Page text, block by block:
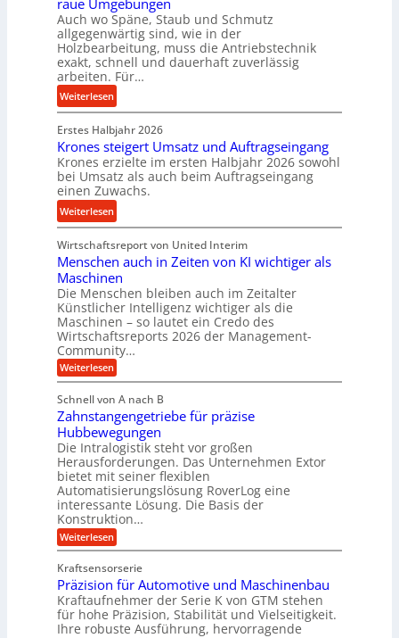
e
l
s
a
n
d
a
s
c
h
a
l
l
s
e
n
s
o
r
e
n
e
l
g
e
w
i
n
d
e
t
r
i
b
u
n
d
H
y
d
r
a
u
i
k
i
m
V
e
r
g
l
e
c
h
raue Umgebungen
Auch wo Späne, Staub und Schmutz
allgegenwärtig sind, wie in der
Holzbearbeitung, muss die Antriebstechnik
exakt, schnell und dauerhaft zuverlässig
arbeiten. Für…
Weiterlesen:
P
r
ä
z
i
s
e
u
n
d
l
a
n
g
l
e
b
i
g
e
K
u
g
e
l
g
e
w
n
d
Erstes Halbjahr 2026
Krones steigert Umsatz und Auftragseingang
Krones erzielte im ersten Halbjahr 2026 sowohl
bei Umsatz als auch beim Auftragseingang
einen Zuwachs.
Weiterlesen:
K
r
o
n
e
s
s
t
e
i
g
e
r
t
U
m
s
a
t
z
u
n
d
A
u
Wirtschaftsreport von United Interim
Menschen auch in Zeiten von KI wichtiger als
Maschinen
Die Menschen bleiben auch im Zeitalter
Künstlicher Intelligenz wichtiger als die
Maschinen – so lautet ein Credo des
Wirtschaftsreports 2026 der Management-
Community…
Weiterlesen:
M
n
s
c
h
e
n
a
u
c
h
i
n
Z
e
e
n
v
Schnell von A nach B
Zahnstangengetriebe für präzise
Hubbewegungen
Die Intralogistik steht vor großen
Herausforderungen. Das Unternehmen Extor
bietet mit seiner flexiblen
Automatisierungslösung RoverLog eine
interessante Lösung. Die Basis der
Konstruktion…
Weiterlesen:
Z
h
n
s
t
a
Kraftsensorserie
Präzision für Automotive und Maschinenbau
Kraftaufnehmer der Serie K von GTM stehen
für hohe Präzision, Stabilität und Vielseitigkeit.
Ihre robuste Ausführung, hervorragende